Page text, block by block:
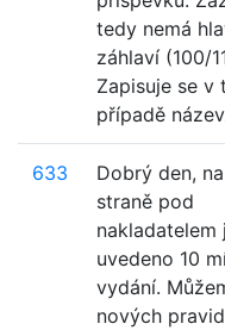
tedy nemá
záhlaví (100/
Zapisuje se v
případě
633
Dobrý den,
straně pod
nakladatelem
uvedeno 10
vydání.
nových